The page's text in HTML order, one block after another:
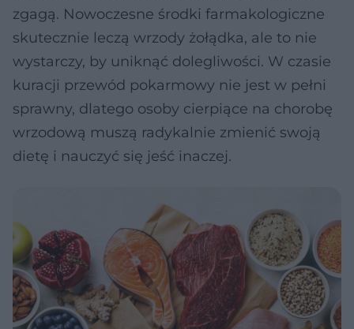
zgagą. Nowoczesne środki farmakologiczne
skutecznie leczą wrzody żołądka, ale to nie
wystarczy, by uniknąć dolegliwości. W czasie
kuracji przewód pokarmowy nie jest w pełni
sprawny, dlatego osoby cierpiące na chorobę
wrzodową muszą radykalnie zmienić swoją
dietę i nauczyć się jeść inaczej.